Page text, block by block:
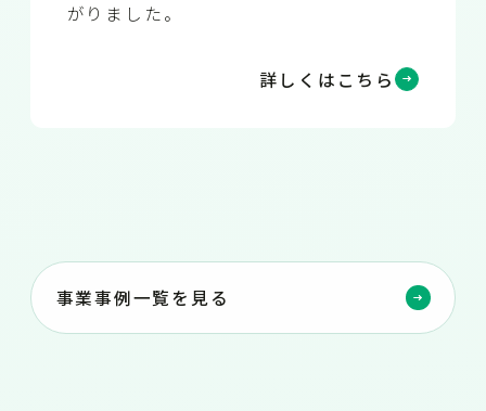
事業事例一覧を見る
がりました。
詳しくはこちら